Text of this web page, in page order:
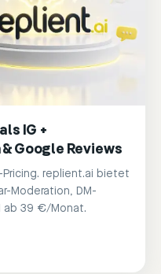
IG +
Google Reviews
replient.ai bietet
Moderation, DM-
ab 39 €/Monat.